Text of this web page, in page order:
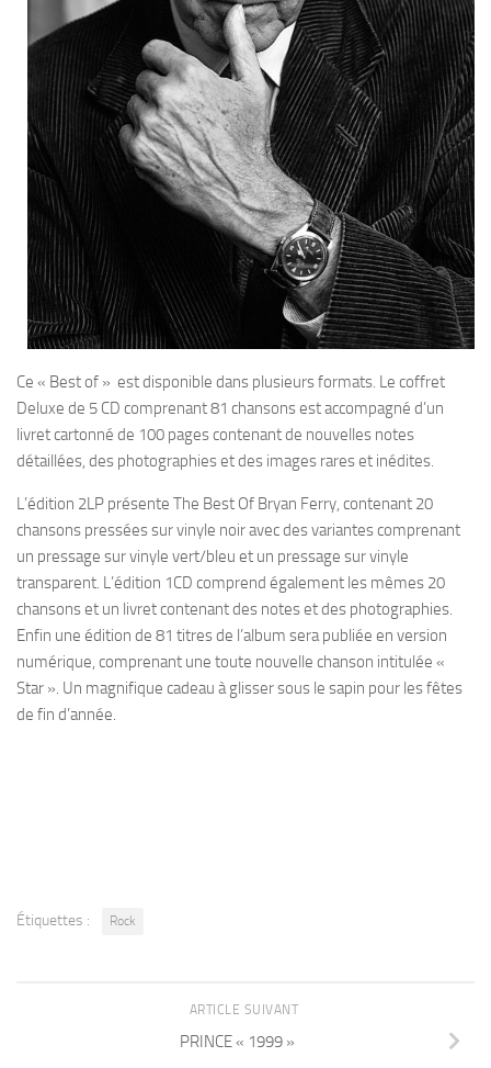
Ce « Best of » est disponible dans plusieurs formats. Le coffret
Deluxe de 5 CD comprenant 81 chansons est accompagné d’un
livret cartonné de 100 pages contenant de nouvelles notes
détaillées, des photographies et des images rares et inédites.
L’édition 2LP présente The Best Of Bryan Ferry, contenant 20
chansons pressées sur vinyle noir avec des variantes comprenant
un pressage sur vinyle vert/bleu et un pressage sur vinyle
transparent. L’édition 1CD comprend également les mêmes 20
chansons et un livret contenant des notes et des photographies.
Enfin une édition de 81 titres de l’album sera publiée en version
numérique, comprenant une toute nouvelle chanson intitulée «
Star ». Un magnifique cadeau à glisser sous le sapin pour les fêtes
de fin d’année.
Étiquettes : Rock
ARTICLE SUIVANT
PRINCE « 1999 »